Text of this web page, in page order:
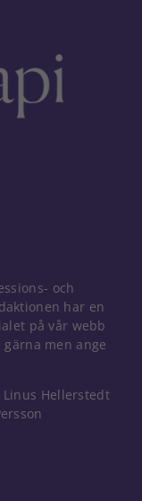
och
har en
på vår webb
men ange
Linus Hellerstedt